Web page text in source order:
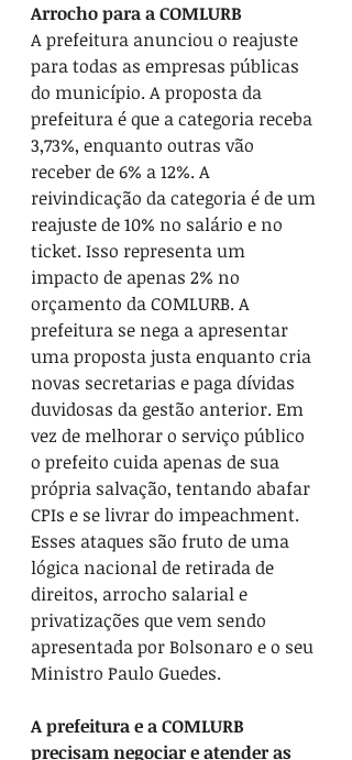
Arrocho para a COMLURB
A prefeitura anunciou o reajuste
para todas as empresas públicas
do município. A proposta da
prefeitura é que a categoria receba
3,73%, enquanto outras vão
receber de 6% a 12%. A
reivindicação da categoria é de um
reajuste de 10% no salário e no
ticket. Isso representa um
impacto de apenas 2% no
orçamento da COMLURB. A
prefeitura se nega a apresentar
uma proposta justa enquanto cria
novas secretarias e paga dívidas
duvidosas da gestão anterior. Em
vez de melhorar o serviço público
o prefeito cuida apenas de sua
própria salvação, tentando abafar
CPIs e se livrar do impeachment.
Esses ataques são fruto de uma
lógica nacional de retirada de
direitos, arrocho salarial e
privatizações que vem sendo
apresentada por Bolsonaro e o seu
Ministro Paulo Guedes.
A prefeitura e a COMLURB
precisam negociar e atender as